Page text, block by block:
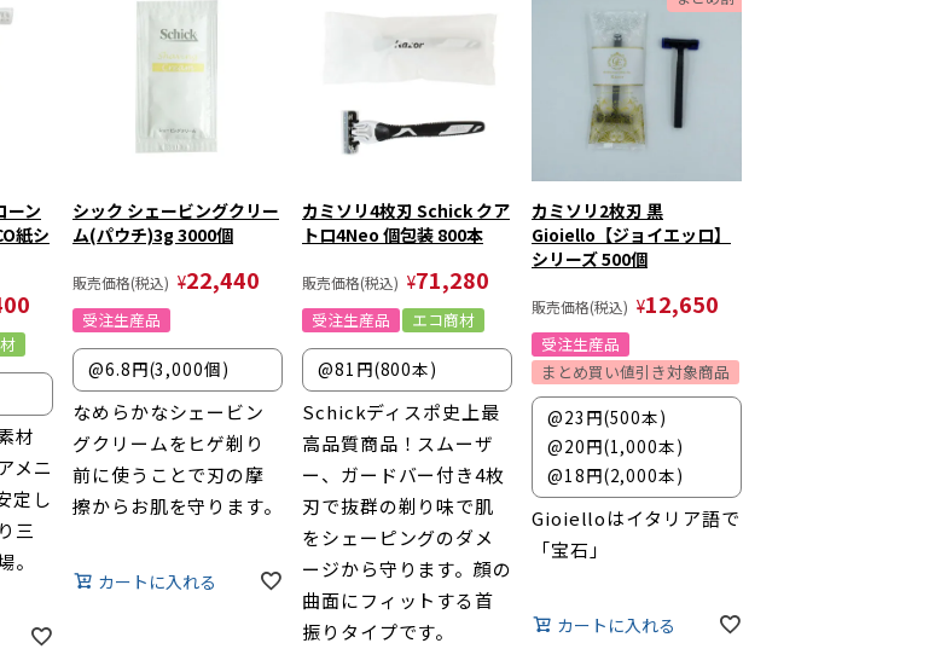
ーン
紙シ
材
メニ
定し
三
。
シック シェービングクリー
ム(パウチ)3g 3000個
販売価格(税込) ¥22,440
受注生産品
@6.8円(3,000個)
なめらかなシェービン
グクリームをヒゲ剃り
前に使うことで刃の摩
擦からお肌を守ります。
カートに入れる
カミソリ4枚刃 Schick クア
トロ4Neo 個包装 800本
販売価格(税込) ¥71,280
受注生産品 エコ商材
@81円(800本)
Schickディスポ史上最
高品質商品！スムーザ
ー、ガードバー付き4枚
刃で抜群の剃り味で肌
をシェーピングのダメ
ージから守ります。顔の
曲面にフィットする首
振りタイプです。
カミソリ2枚刃 黒
Gioiello【ジョイエッロ】
シリーズ 500個
販売価格(税込) ¥12,650
受注生産品
まとめ買い値引き対象商品
@23円(500本)
@20円(1,000本)
@18円(2,000本)
Gioielloはイタリア語で
「宝石」
カートに入れる